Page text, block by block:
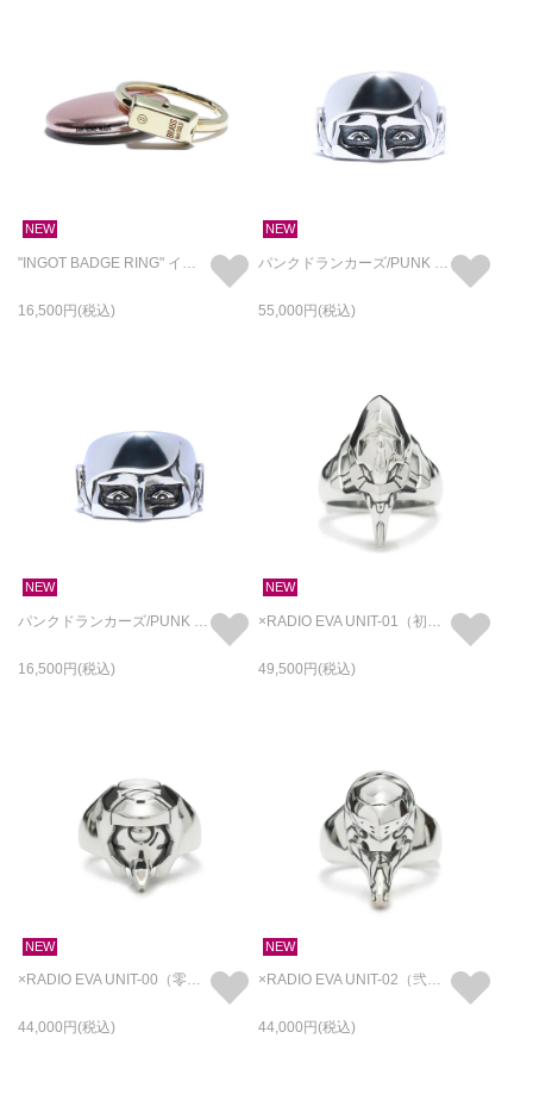
NEW
"INGOT BADGE RING" インゴット バッジ リング - BRASS
16,500
NEW
パンクドランカーズ/PUNK DRUNKERS あいつ フェイスリング ハーフ SILVER925 / 指輪
55,000
NEW
パンクドランカーズ/PUNK DRUNKERS あいつ フェイスリング ハーフ BRASS / 指輪
16,500
NEW
×RADIO EVA UNIT-01（初号機） フェイス リング/指輪
49,500
NEW
×RADIO EVA UNIT-00（零号機） フェイス リング/指輪
44,000
NEW
×RADIO EVA UNIT-02（弐号機） フェイス リング/指輪
44,000